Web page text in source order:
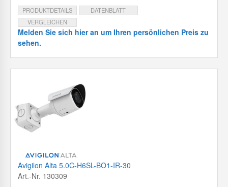
PRODUKTDETAILS
DATENBLATT
VERGLEICHEN
Melden Sie sich hier an um Ihren persönlichen Preis zu
sehen.
Avigilon Alta 5.0C-H6SL-BO1-IR-30
Art.-Nr. 130309